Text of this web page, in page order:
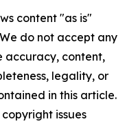
content "as is"
do not accept any
accuracy, content,
legality, or
in this article.
issues